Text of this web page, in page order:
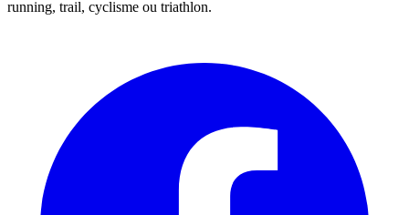
running, trail, cyclisme ou triathlon.